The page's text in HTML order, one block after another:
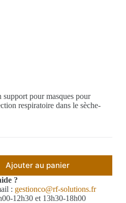
support pour masques pour
respiratoire dans le sèche-
Ajouter au panier
?
: gestionco@rf-solutions.fr
12h30 et 13h30-18h00